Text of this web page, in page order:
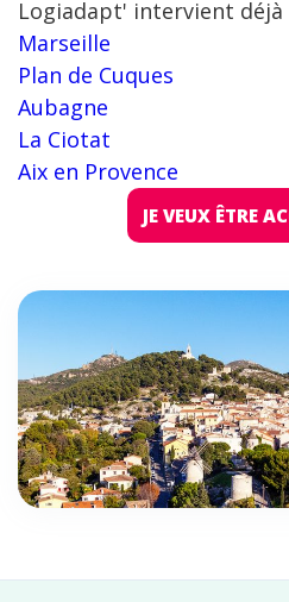
Logiadapt' intervient déjà
Marseille
Plan de Cuques
Aubagne
La Ciotat
Aix en Provence
JE VEUX ÊTRE